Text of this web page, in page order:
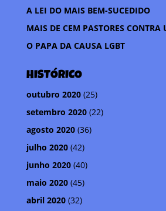
k
p
i
l
h
A LEI DO MAIS BEM-SUCEDIDO
MAIS DE CEM PASTORES CONTRA
O PAPA DA CAUSA LGBT
HISTÓRICO
outubro 2020(25)
setembro 2020(22)
agosto 2020(36)
julho 2020(42)
junho 2020(40)
maio 2020(45)
abril 2020(32)